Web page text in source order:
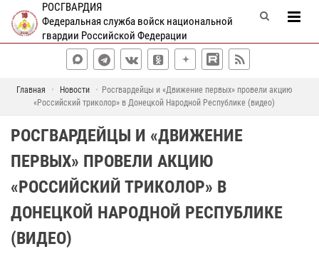
РОСГВАРДИЯ
Федеральная служба войск национальной
гвардии Российской Федерации
Главная Новости
Росгвардейцы и «Движение первых» провели акцию
«Российский триколор» в Донецкой Народной Республике (видео)
РОСГВАРДЕЙЦЫ И «ДВИЖЕНИЕ
ПЕРВЫХ» ПРОВЕЛИ АКЦИЮ
«РОССИЙСКИЙ ТРИКОЛОР» В
ДОНЕЦКОЙ НАРОДНОЙ РЕСПУБЛИКЕ
(ВИДЕО)